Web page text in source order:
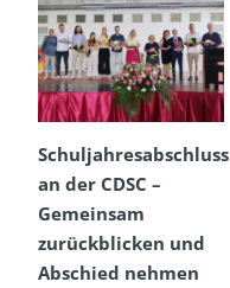
Schuljahresabschluss
an der CDSC –
Gemeinsam
zurückblicken und
Abschied nehmen